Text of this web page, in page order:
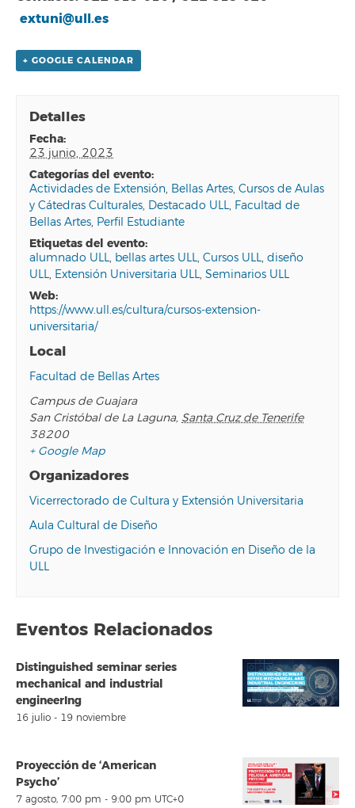
extuni@ull.es
+ GOOGLE CALENDAR
Detalles
fecha:
23 junio, 2023
categorías del evento:
Actividades de Extensión, Bellas Artes,Cursos de Aulas
y Cátedras Culturales, Destacado ULL, Facultad de
Bellas Artes, Perfil Estudiante
etiquetas del evento:
alumnado ULL, bellas artes ULL,Cursos ULL,diseño
ULL, Extensión Universitaria ULL,Seminarios ULL
web:
https://www.ull.es/cultura/cursos-extension-
universitaria/
Local
Facultad de Bellas Artes
Campus de Guajara
San Cristóbal de La Laguna, Santa Cruz de Tenerife
38200
+ Google Map
Organizadores
Vicerrectorado de Cultura y Extensión Universitaria
Aula Cultural de Diseño
Grupo de Investigación e Innovación en Diseño de la
ULL
Eventos Relacionados
Distinguished seminar series
mechanical and industrial
engineerIng
16 julio - 19 noviembre
Proyección de ‘American
Psycho’
7 agosto, 7:00 pm - 9:00 pm UTC+0